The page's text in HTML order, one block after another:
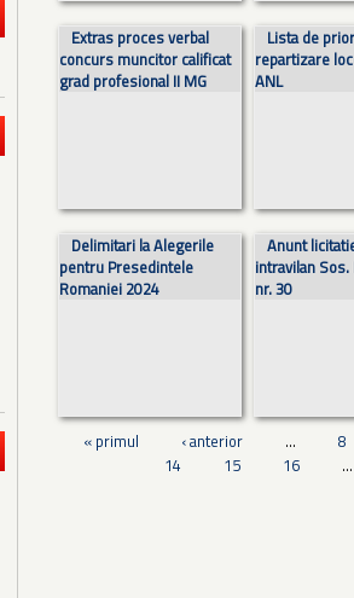
Extras proces verbal
concurs muncitor calificat
grad profesional II MG
Lista de
repartizare
ANL
Delimitari la Alegerile
pentru Presedintele
Romaniei 2024
Anunt
intravilan
nr. 30
« primul ‹ anterior … 8
14
15 16 …